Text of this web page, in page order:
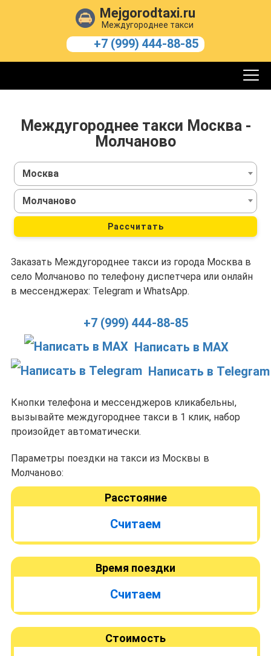
Mejgorodtaxi.ru
Междугороднее такси
+7 (999) 444-88-85
Междугороднее такси Москва -
Молчаново
Москва
Молчаново
Рассчитать
Заказать Междугороднее такси из города Москва в
село Молчаново по телефону диспетчера или онлайн
в мессенджерах: Telegram и WhatsApp.
+7 (999) 444-88-85
Написать в MAX
Написать в Telegram
Кнопки телефона и мессенджеров кликабельны,
вызывайте междугороднее такси в 1 клик, набор
произойдет автоматически.
Параметры поездки на такси из Москвы в
Молчаново:
Расстояние
Считаем
Время поездки
Считаем
Стоимость